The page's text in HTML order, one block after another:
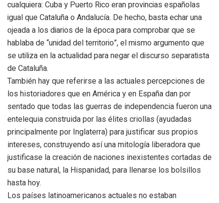
cualquiera: Cuba y Puerto Rico eran provincias españolas
igual que Cataluña o Andalucía. De hecho, basta echar una
ojeada a los diarios de la época para comprobar que se
hablaba de “unidad del territorio”, el mismo argumento que
se utiliza en la actualidad para negar el discurso separatista
de Cataluña.
También hay que referirse a las actuales percepciones de
los historiadores que en América y en España dan por
sentado que todas las guerras de independencia fueron una
entelequia construida por las élites criollas (ayudadas
principalmente por Inglaterra) para justificar sus propios
intereses, construyendo así una mitología liberadora que
justificase la creación de naciones inexistentes cortadas de
su base natural, la Hispanidad, para llenarse los bolsillos
hasta hoy.
Los países latinoamericanos actuales no estaban